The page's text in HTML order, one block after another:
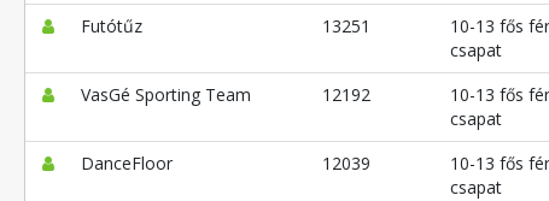
Futótűz 13251
10-13 fős
csapat
VasGé Sporting Team 12192
10-13 fős
csapat
DanceFloor 12039
10-13 fős
csapat